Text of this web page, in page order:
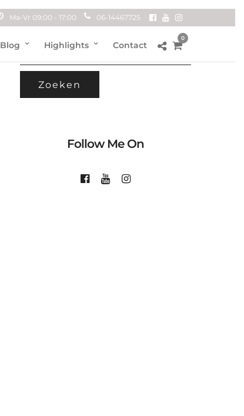
Ma-Vr 09:00 - 17:00 06-14467725
Blog Highlights Contact
0
ZOEKEN
Follow Me On